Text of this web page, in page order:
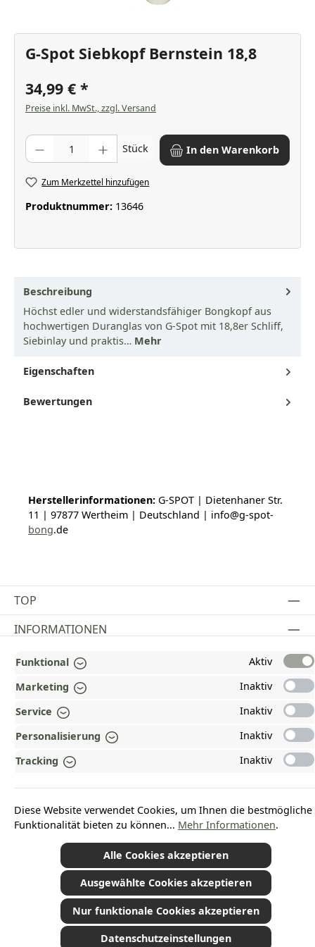
G-Spot Siebkopf Bernstein 18,8
34,99 €
Preise inkl. MwSt., zzgl. Versand
Produkt Anzahl: Gib den gewünschten Wert ein oder benutze die
Stück In den Warenkorb
Zum Merkzettel hinzufügen
Produktnummer: 13646
Beschreibung
Höchst edler und widerstandsfähiger Bongkopf aus
hochwertigen Duranglas von G-Spot mit 18,8er Schliff,
Siebinlay und praktis… Mehr
Eigenschaften
Bewertungen
Herstellerinformationen: G-SPOT | Dietenhaner Str.
11 | 97877 Wertheim | Deutschland | info@g-spot-
bong.de
TOP
Vertrag widerrufen
INFORMATIONEN
GESETZLICHE INFORMATIONEN
ZAHLUNGS- UND VERSANDARTEN
AUSGEZEICHNET UND ZERTIFIZIERT!
WARUM HEAD-SHOP.DE?
*Alle Preise inkl. gesetzl. Mehrwertsteuer zzgl.Versandkostenund ggf.
Nachnahmegebühren, wenn nicht anders angegeben.
© 2026 Plamundo GmbH - Alle Rechte vorbehalten. Theme byThemeWare®
Funktional
Aktiv
Marketing
Inaktiv
Service
Inaktiv
Personalisierung
Inaktiv
Tracking
Inaktiv
Diese Website verwendet Cookies, um Ihnen die bestmögliche
Funktionalität bieten zu können... Mehr Informationen.
Alle Cookies akzeptieren
Ausgewählte Cookies akzeptieren
Nur funktionale Cookies akzeptieren
Datenschutzeinstellungen